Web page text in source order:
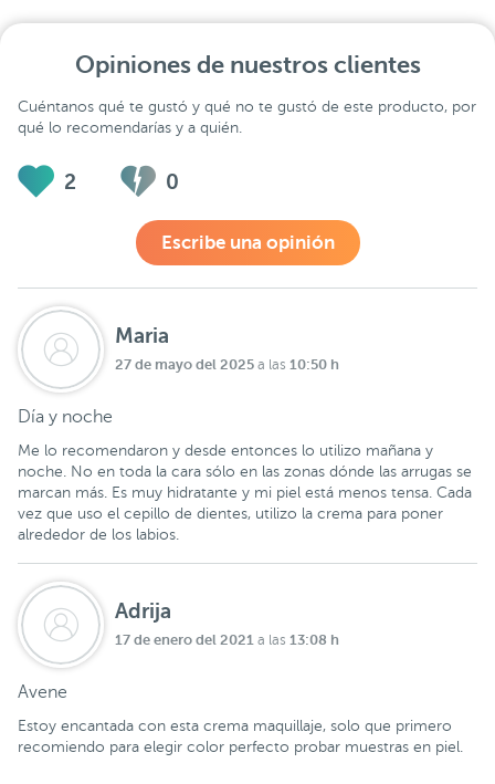
Opiniones de nuestros clientes
Cuéntanos qué te gustó y qué no te gustó de este producto, por
qué lo recomendarías y a quién.
2 0
Escribe una opinión
Maria
27 de mayo del 2025 a las 10:50 h
Día y noche
Me lo recomendaron y desde entonces lo utilizo mañana y
noche. No en toda la cara sólo en las zonas dónde las arrugas se
marcan más. Es muy hidratante y mi piel está menos tensa. Cada
vez que uso el cepillo de dientes, utilizo la crema para poner
alrededor de los labios.
Adrija
17 de enero del 2021 a las 13:08 h
Avene
Estoy encantada con esta crema maquillaje, solo que primero
recomiendo para elegir color perfecto probar muestras en piel.